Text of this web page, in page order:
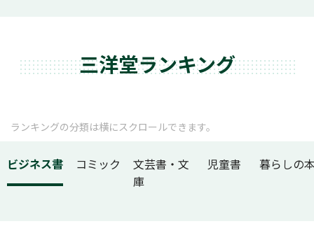
三洋堂ランキング
ランキングの分類は横にスクロールできます。
ビジネス書 コミック
文芸書・文
庫
児童書 暮らしの